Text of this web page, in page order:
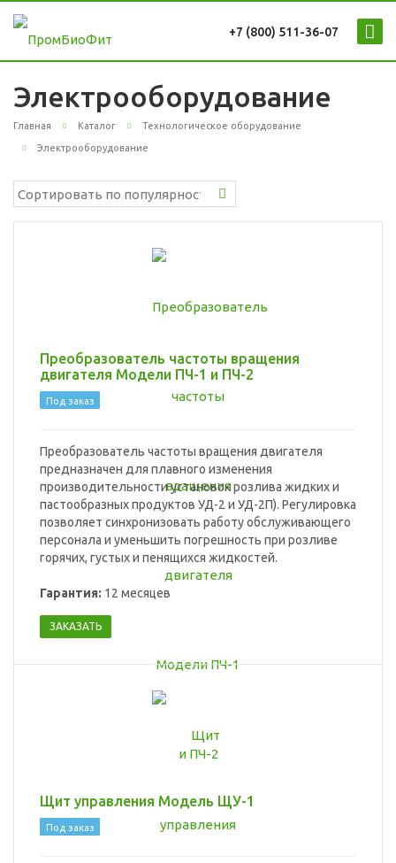
+7 (800) 511-36-07
Электрооборудование
Главная Каталог Технологическое оборудование
Электрооборудование
Преобразователь частоты вращения
двигателя Модели ПЧ-1 и ПЧ-2
Под заказ
Преобразователь частоты вращения двигателя
предназначен для плавного изменения
производительности установок розлива жидких и
пастообразных продуктов УД-2 и УД-2П). Регулировка
позволяет синхронизовать работу обслуживающего
персонала и уменьшить погрешность при розливе
горячих, густых и пенящихся жидкостей.
Гарантия: 12 месяцев
ЗАКАЗАТЬ
Щит управления Модель ЩУ-1
Под заказ